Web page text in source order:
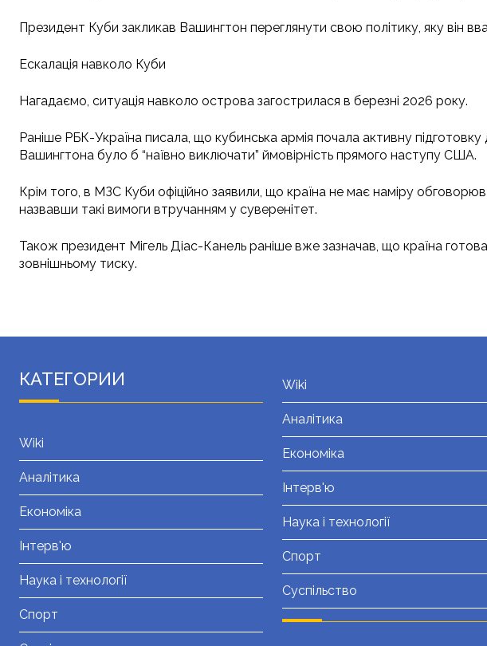
Президент Куби закликав Вашингтон переглянути свою політику, яку він
Ескалація навколо Куби
Нагадаємо, ситуація навколо острова загострилася в березні 2026 року.
Раніше РБК-Україна писала, що кубинська армія почала активну
Вашингтона було б “наївно виключати” ймовірність прямого наступу США.
Крім того, в МЗС Куби офіційно заявили, що країна не має наміру
назвавши такі вимоги втручанням у суверенітет.
Також президент Мігель Діас-Канель раніше вже зазначав, що країна
зовнішньому тиску.
КАТЕГОРИИ
Wiki
Аналітика
Економіка
Інтерв'ю
Наука і технології
Спорт
Wiki
Аналітика
Економіка
Інтерв'ю
Наука і технології
Спорт
Суспільство